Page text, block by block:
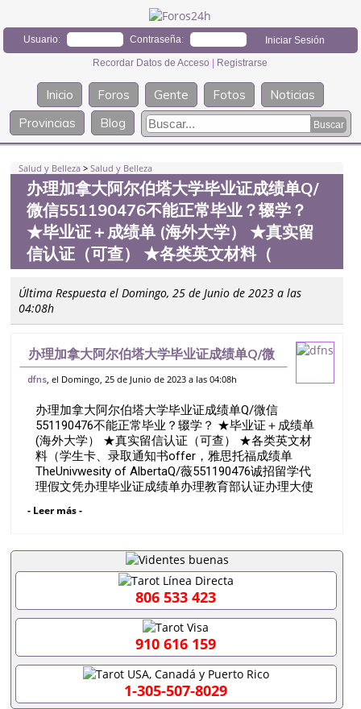
Usuario: Contraseña:
Recordar Datos de Acceso Registrarse
Inicio Foros Gente Fotos
Noticias
Provincias
Blog
Salud y Belleza >Salud y Belleza
办理加拿大阿尔伯塔大学毕业证成绩单Q/
微信551190476不能正常毕业？辍学？
★毕业证＋成绩单 (海外大学） ★真实留
信认证（可查） ★各类英文材料（
Última Respuesta el Domingo, 25 de Junio de 2023 a las
04:08h
办理加拿大阿尔伯塔大学毕业证成绩单Q/微
信551190476不能正常毕业？辍学？ ★毕
（可查） ★各类英文材料（
dfns, el Domingo, 25 de Junio de 2023 a las 04:08h
办理加拿大阿尔伯塔大学毕业证成绩单Q/微信
551190476不能正常毕业？辍学？ ★毕业证＋成绩单
(海外大学） ★真实留信认证（可查） ★各类英文材
料（学生卡、录取通知书offer，雅思托福成绩单
TheUnivwesity of AlbertaQ/薇551190476诚招留学代
理假文凭办理毕业证成绩单办理教育部认证办理大使
证办理学历认证办理学生卡办理录取通知书办理学位
拿大文凭办理德国文凭 一、快速办理材料： 1、毕业
证+成绩单+留学回国人员证明+教育部认证,录取通知
书，雅思。（全套留学回国必备证明材料，给父母及
亲朋好友一份完美交代）； 2、雅思、托福，
OFFER，在读证明，学生卡等留学相关材料（申请学
校、转学，甚至是申请工签都可以用到）。 注：上述
材料，随时都可以安排办理，毕业证成绩单，学校，
专业，学位，毕业时间都可以根据客户要求安排。 国
内找工作假的毕业证可以用吗551190476假的毕业证
成绩单可以办学历认证吗551190476要定居国外需要
办理什么材料551190476入职事业单位/国企假的毕业
- Leer más -
806 533 423
910 616 159
1-305-507-8029